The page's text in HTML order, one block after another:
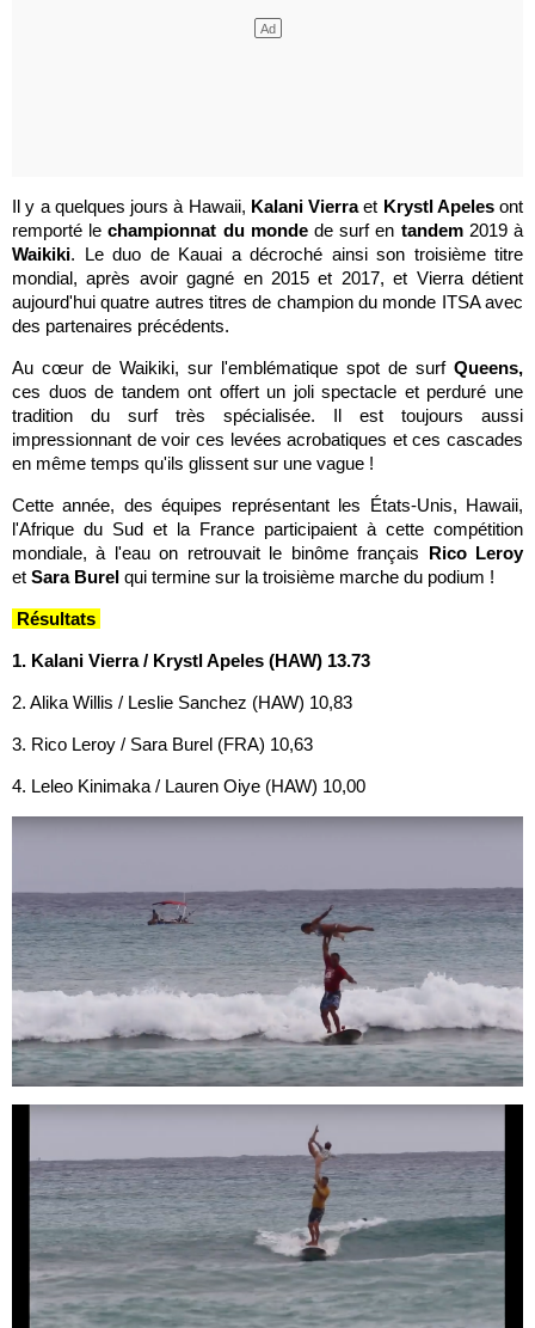
Il y a quelques jours à Hawaii, Kalani Vierraet Krystl Apelesont
remporté lechampionnat du mondede surf en tandem2019 à
Waikiki. Le duo de Kauai a décroché ainsi son troisième titre
mondial, après avoir gagné en 2015 et 2017, et Vierra détient
aujourd'hui quatre autres titres de champion du monde ITSA avec
des partenaires précédents.
Au cœur de Waikiki, sur l'emblématique spot de surf Queens,
ces duos de tandem ont offert un joli spectacle et perduré une
tradition du surf très spécialisée. Il est toujours aussi
impressionnant de voir ces levées acrobatiques et ces cascades
en même temps qu'ils glissent sur une vague !
Cette année, des équipes représentant les États-Unis, Hawaii,
l'Afrique du Sud et la France participaient à cette compétition
mondiale, à l'eau on retrouvait le binôme français Rico Leroy
et Sara Burel qui termine sur la troisième marche du podium !
Résultats
1. Kalani Vierra / Krystl Apeles (HAW) 13.73
2. Alika Willis / Leslie Sanchez (HAW) 10,83
3. Rico Leroy / Sara Burel (FRA) 10,63
4. Leleo Kinimaka / Lauren Oiye (HAW) 10,00